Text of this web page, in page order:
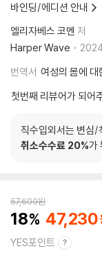
바인딩/에디션 안내
엘리자베스 코멘 저
Harper Wave
번역서 여성의 몸에 대
첫번째 리뷰어가 되어
직수입외서는 변심/
취소수수료 20%가
57,600원
18 47,230
YES포인트